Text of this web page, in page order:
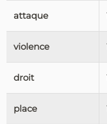
attaque
violence
droit
place